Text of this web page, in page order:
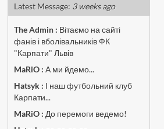
Latest Message: 3 weeks ago
The Admin: Вітаємо на сайті
фанів і вболівальників ФК
"Карпати" Львів
MaRiO : А ми йдемо...
Hatsyk : І наш футбольний клуб
Карпати...
MaRiO : До перемоги ведемо!